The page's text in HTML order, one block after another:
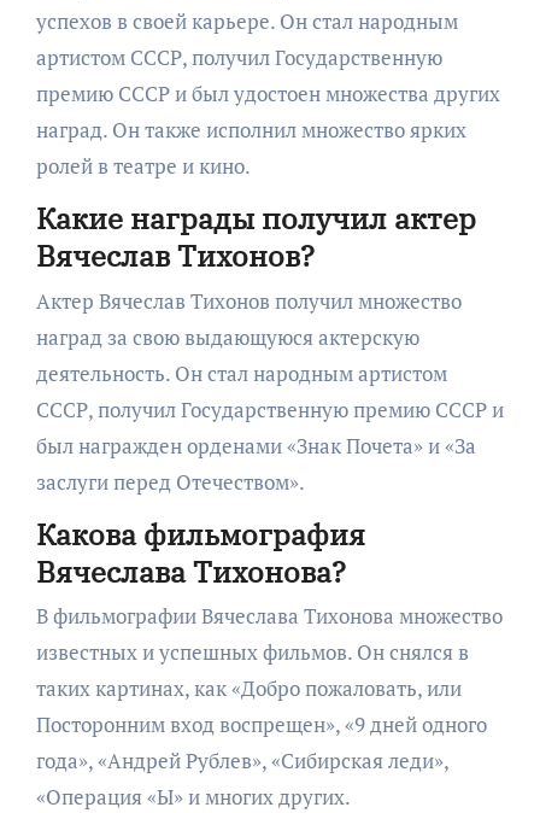
успехов в своей карьере. Он стал народным
артистом СССР, получил Государственную
премию СССР и был удостоен множества других
наград. Он также исполнил множество ярких
ролей в театре и кино.
Какие награды получил актер
Вячеслав Тихонов?
Актер Вячеслав Тихонов получил множество
наград за свою выдающуюся актерскую
деятельность. Он стал народным артистом
СССР, получил Государственную премию СССР и
был награжден орденами «Знак Почета» и «За
заслуги перед Отечеством».
Какова фильмография
Вячеслава Тихонова?
В фильмографии Вячеслава Тихонова множество
известных и успешных фильмов. Он снялся в
таких картинах, как «Добро пожаловать, или
Посторонним вход воспрещен», «9 дней одного
года», «Андрей Рублев», «Сибирская леди»,
«Операция «Ы» и многих других.